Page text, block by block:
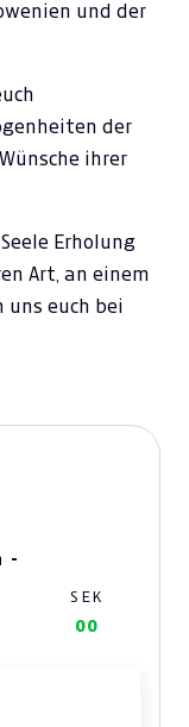
und der
der
ihrer
Erholung
Art, an einem
euch bei
-
SEK
00